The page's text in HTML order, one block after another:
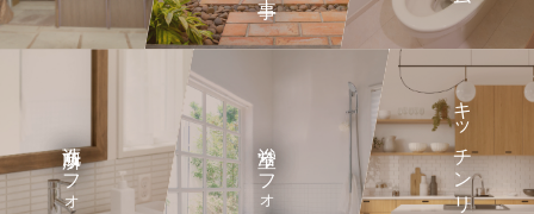
洗面所リフォーム 浴室リフォーム